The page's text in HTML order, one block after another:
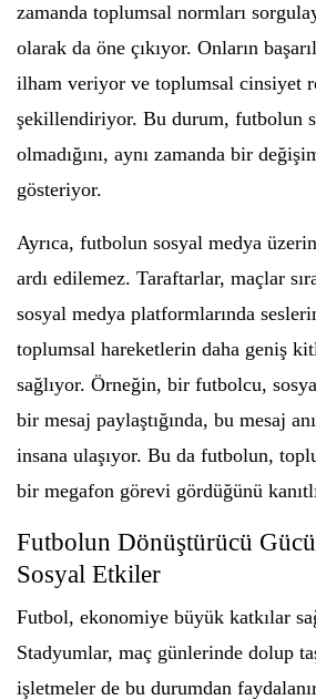
zamanda toplumsal normları
olarak da öne çıkıyor. Onların
ilham veriyor ve toplumsal cinsiyet
şekillendiriyor. Bu durum, futbolun
olmadığını, aynı zamanda bir
gösteriyor.
Ayrıca, futbolun sosyal medya
ardı edilemez. Taraftarlar, maçlar
sosyal medya platformlarında
toplumsal hareketlerin daha geniş
sağlıyor. Örneğin, bir futbolcu,
bir mesaj paylaştığında, bu mesaj
insana ulaşıyor. Bu da futbolun,
bir megafon görevi gördüğünü
Futbolun Dönüştürücü
Sosyal Etkiler
Futbol, ekonomiye büyük katkılar
Stadyumlar, maç günlerinde dolup
işletmeler de bu durumdan